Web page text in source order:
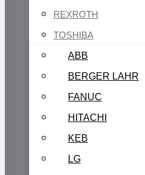
REXROTH
TOSHIBA
ABB
BERGER LAHR
FANUC
HITACHI
KEB
LG